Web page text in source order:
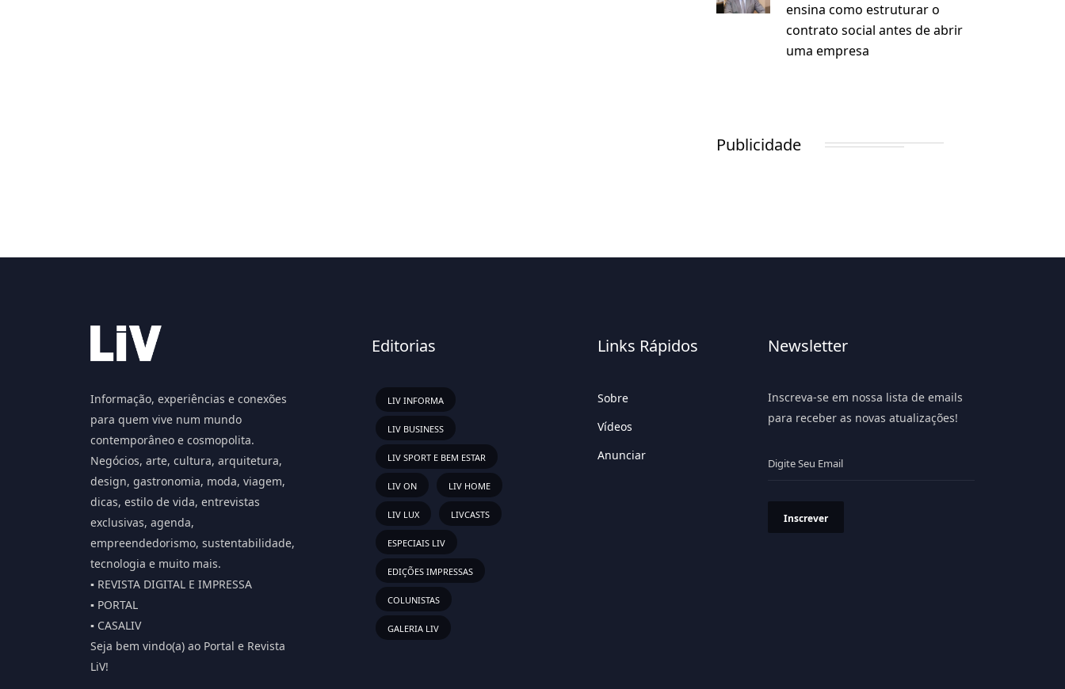
ensina como estruturar o
contrato social antes de abrir
uma empresa
Publicidade
Informação, experiências e conexões
para quem vive num mundo
contemporâneo e cosmopolita.
Negócios, arte, cultura, arquitetura,
design, gastronomia, moda, viagem,
dicas, estilo de vida, entrevistas
exclusivas, agenda,
empreendedorismo, sustentabilidade,
tecnologia e muito mais.
▪️ REVISTA DIGITAL E IMPRESSA
▪️ PORTAL
▪️ CASALIV
Seja bem vindo(a) ao Portal e Revista
LiV!
Editorias
LIV INFORMA
LIV BUSINESS
LIV SPORT E BEM ESTAR
LIV ON LIV HOME
LIV LUX LIVCASTS
ESPECIAIS LIV
EDIÇÕES IMPRESSAS
COLUNISTAS
GALERIA LIV
Links Rápidos
Sobre
Vídeos
Anunciar
Newsletter
Inscreva-se em nossa lista de emails
para receber as novas atualizações!
Inscrever